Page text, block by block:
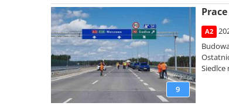
9
A2
Siedlce